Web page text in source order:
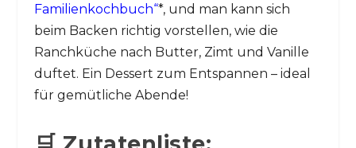
Familienkochbuch“*, und man kann sich
beim Backen richtig vorstellen, wie die
Ranchküche nach Butter, Zimt und Vanille
duftet. Ein Dessert zum Entspannen – ideal
für gemütliche Abende!